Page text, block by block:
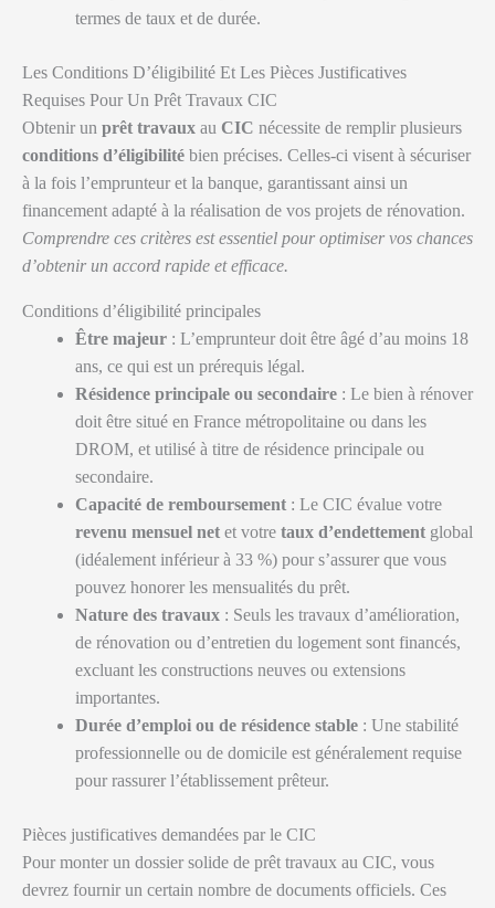
termes de taux et de durée.
Les Conditions D’éligibilité Et Les Pièces Justificatives
Requises Pour Un Prêt Travaux CIC
Obtenir un prêt travaux au CIC nécessite de remplir plusieurs
conditions d’éligibilité bien précises. Celles-ci visent à sécuriser
à la fois l’emprunteur et la banque, garantissant ainsi un
financement adapté à la réalisation de vos projets de rénovation.
Comprendre ces critères est essentiel pour optimiser vos chances
d’obtenir un accord rapide et efficace.
Conditions d’éligibilité principales
Être majeur : L’emprunteur doit être âgé d’au moins 18
ans, ce qui est un prérequis légal.
Résidence principale ou secondaire : Le bien à rénover
doit être situé en France métropolitaine ou dans les
DROM, et utilisé à titre de résidence principale ou
secondaire.
Capacité de remboursement : Le CIC évalue votre
revenu mensuel net et votre taux d’endettement global
(idéalement inférieur à 33 %) pour s’assurer que vous
pouvez honorer les mensualités du prêt.
Nature des travaux : Seuls les travaux d’amélioration,
de rénovation ou d’entretien du logement sont financés,
excluant les constructions neuves ou extensions
importantes.
Durée d’emploi ou de résidence stable : Une stabilité
professionnelle ou de domicile est généralement requise
pour rassurer l’établissement prêteur.
Pièces justificatives demandées par le CIC
Pour monter un dossier solide de prêt travaux au CIC, vous
devrez fournir un certain nombre de documents officiels. Ces